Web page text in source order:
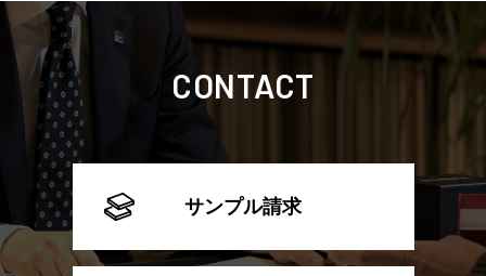
CONTACT
サンプル請求